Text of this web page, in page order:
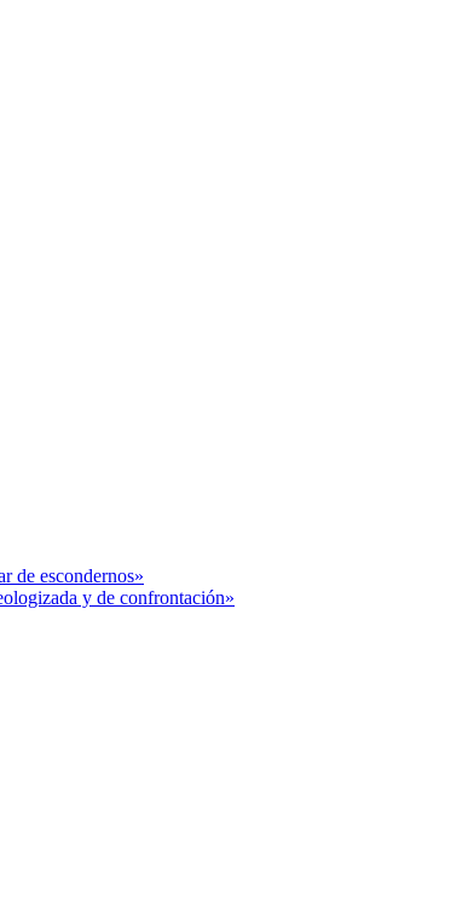
de escondernos»
y de confrontación»